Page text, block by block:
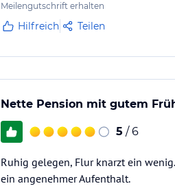
Meilengutschrift erhalten
Hilfreich Teilen
Nette Pension mit gutem
5 / 6
Ruhig gelegen, Flur knarzt ein
ein angenehmer Aufenthalt.